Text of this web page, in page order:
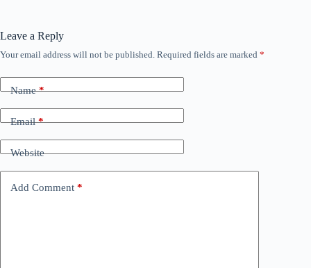
Leave a Reply
Your email address will not be published. Required fields are marked *
Name*
Email*
Website
Add Comment *